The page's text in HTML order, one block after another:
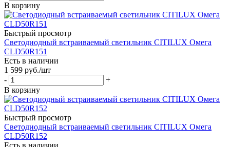
В корзину
Быстрый просмотр
Светодиодный встраиваемый светильник CITILUX Омега
CLD50R151
Есть в наличии
1 599 руб./шт
-
+
В корзину
Быстрый просмотр
Светодиодный встраиваемый светильник CITILUX Омега
CLD50R152
Есть в наличии